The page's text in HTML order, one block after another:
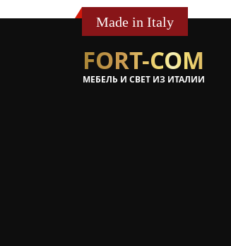
Made in Italy
FORT-COM
МЕБЕЛЬ И СВЕТ ИЗ ИТАЛИИ